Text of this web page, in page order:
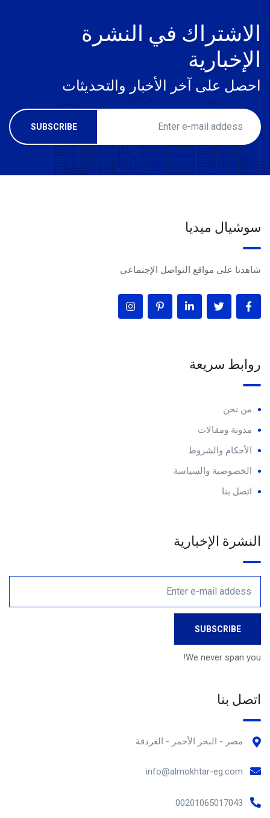
الاشتراك في النشرة
الإخبارية
احصل على آخر الأخبار والتحديثات
سوشيال ميديا
شاهدنا على مواقع التواصل الإجتماعى
روابط سريعة
من نحن
مدونة ومقالات
الأحكام والشروط
الخصوصية والسياسة
اتصل بنا
النشرة الإخبارية
We never span you!
اتصل بنا
مصر - البحر الأحمر - الغردقة
info@almokhtar-eg.com
00201065017043